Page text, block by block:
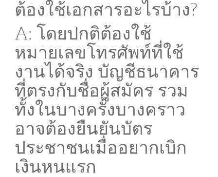
ต้องใช้เอกสารอะไรบ้าง?
A: โดยปกติต้องใช้
หมายเลขโทรศัพท์ที่ใช้
งานได้จริง บัญชีธนาคาร
ที่ตรงกับชื่อผู้สมัคร รวม
ทั้งในบางครั้งบางคราว
อาจต้องยืนยันบัตร
ประชาชนเมื่ออยากเบิก
เงินหนแรก